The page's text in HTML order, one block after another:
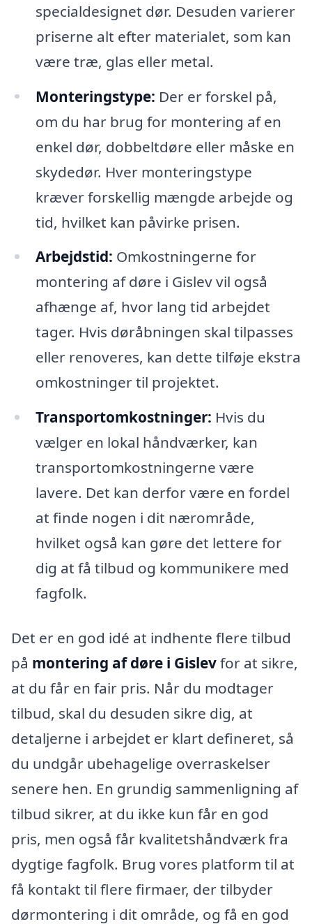
specialdesignet dør. Desuden varierer
priserne alt efter materialet, som kan
være træ, glas eller metal.
Monteringstype: Der er forskel på,
om du har brug for montering af en
enkel dør, dobbeltdøre eller måske en
skydedør. Hver monteringstype
kræver forskellig mængde arbejde og
tid, hvilket kan påvirke prisen.
Arbejdstid: Omkostningerne for
montering af døre i Gislev vil også
afhænge af, hvor lang tid arbejdet
tager. Hvis døråbningen skal tilpasses
eller renoveres, kan dette tilføje ekstra
omkostninger til projektet.
Transportomkostninger: Hvis du
vælger en lokal håndværker, kan
transportomkostningerne være
lavere. Det kan derfor være en fordel
at finde nogen i dit nærområde,
hvilket også kan gøre det lettere for
dig at få tilbud og kommunikere med
fagfolk.
Det er en god idé at indhente flere tilbud
på montering af døre i Gislevfor at sikre,
at du får en fair pris. Når du modtager
tilbud, skal du desuden sikre dig, at
detaljerne i arbejdet er klart defineret, så
du undgår ubehagelige overraskelser
senere hen. En grundig sammenligning af
tilbud sikrer, at du ikke kun får en god
pris, men også får kvalitetshåndværk fra
dygtige fagfolk. Brug vores platform til at
få kontakt til flere firmaer, der tilbyder
dørmontering i dit område, og få en god